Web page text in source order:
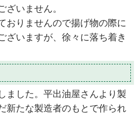
ざいません。
おりませんので揚げ物の際に
ざいますが、徐々に落ち着き
ました。平出油屋さんより製
新たな製造者のもとで作られ